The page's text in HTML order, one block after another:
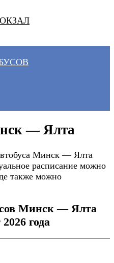
— Ялта
Минск — Ялта
расписание можно
также можно
Минск — Ялта
года